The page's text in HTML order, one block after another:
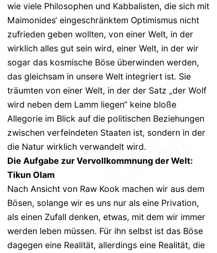
wie viele Philosophen und Kabbalisten, die sich mit
Maimonides‘ eingeschränktem Optimismus nicht
zufrieden geben wollten, von einer Welt, in der
wirklich alles gut sein wird, einer Welt, in der wir
sogar das kosmische Böse überwinden werden,
das gleichsam in unsere Welt integriert ist. Sie
träumten von einer Welt, in der der Satz „der Wolf
wird neben dem Lamm liegen“ keine bloße
Allegorie im Blick auf die politischen Beziehungen
zwischen verfeindeten Staaten ist, sondern in der
die Natur wirklich verwandelt wird.
Die Aufgabe zur Vervollkommnung der Welt:
Tikun Olam
Nach Ansicht von Raw Kook machen wir aus dem
Bösen, solange wir es uns nur als eine Privation,
als einen Zufall denken, etwas, mit dem wir immer
werden leben müssen. Für ihn selbst ist das Böse
dagegen eine Realität, allerdings eine Realität, die